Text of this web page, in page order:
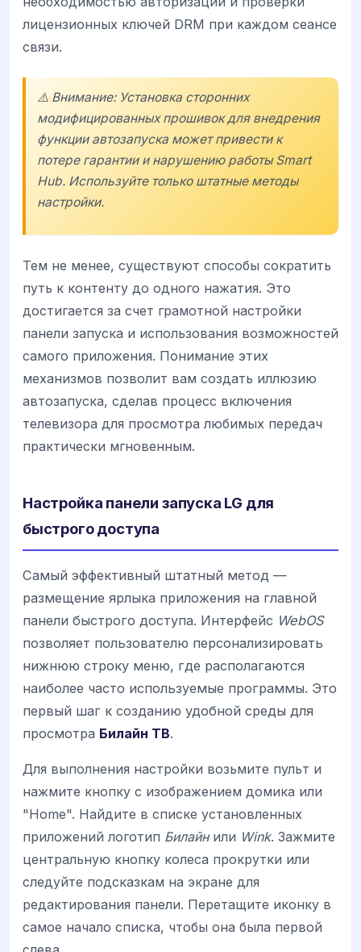
лицензионных ключей DRM при каждом сеансе
связи.
⚠️ Внимание: Установка сторонних
модифицированных прошивок для внедрения
функции автозапуска может привести к
потере гарантии и нарушению работы Smart
Hub. Используйте только штатные методы
настройки.
Тем не менее, существуют способы сократить
путь к контенту до одного нажатия. Это
достигается за счет грамотной настройки
панели запуска и использования возможностей
самого приложения. Понимание этих
механизмов позволит вам создать иллюзию
автозапуска, сделав процесс включения
телевизора для просмотра любимых передач
практически мгновенным.
Настройка панели запуска LG для
быстрого доступа
Самый эффективный штатный метод —
размещение ярлыка приложения на главной
панели быстрого доступа. Интерфейс WebOS
позволяет пользователю персонализировать
нижнюю строку меню, где располагаются
наиболее часто используемые программы. Это
первый шаг к созданию удобной среды для
просмотра Билайн ТВ.
Для выполнения настройки возьмите пульт и
нажмите кнопку с изображением домика или
"Home". Найдите в списке установленных
приложений логотип Билайнили Wink. Зажмите
центральную кнопку колеса прокрутки или
следуйте подсказкам на экране для
редактирования панели. Перетащите иконку в
самое начало списка, чтобы она была первой